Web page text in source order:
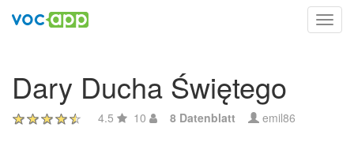
Dary Ducha Świętego
4.5 10 8 Datenblatt emil86